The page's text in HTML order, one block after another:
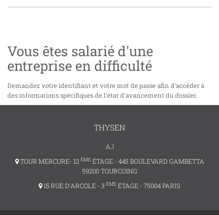
Vous êtes salarié d'une
entreprise en difficulté
Demandez votre identifiant et votre mot de passe afin d'accéder à
des informations spécifiques de l'état d'avancement du dossier.
THYSEN
AJ
TOUR MERCURE- 12 ÈMEÉTAGE - 445 BOULEVARD GAMBETTA
59200 TOURCOING
15 RUE D'ARCOLE - 3 ÈME ÉTAGE - 75004 PARIS